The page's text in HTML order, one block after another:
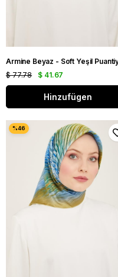
$ 41.67
$ 77.78
Hinzufügen